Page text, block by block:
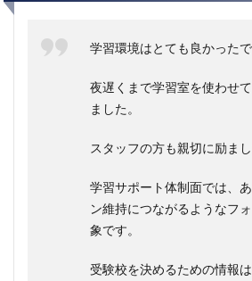
学習環境はとても良かったで
夜遅くまで学習室を使わせ
ました。
スタッフの方も親切に励まし
学習サポート体制面では、
ン維持につながるようなフ
象です。
受験校を決めるための情報